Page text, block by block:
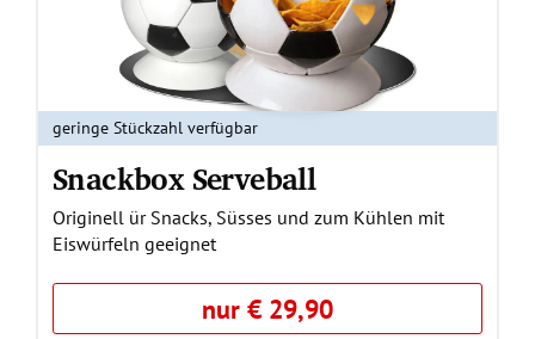
geringe Stückzahl verfügbar
Snackbox Serveball
Originell ür Snacks, Süsses und zum Kühlen mit
Eiswürfeln geeignet
nur € 29,90